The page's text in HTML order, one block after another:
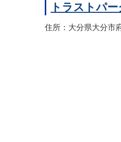
トラストパ
住所：大分県大分市